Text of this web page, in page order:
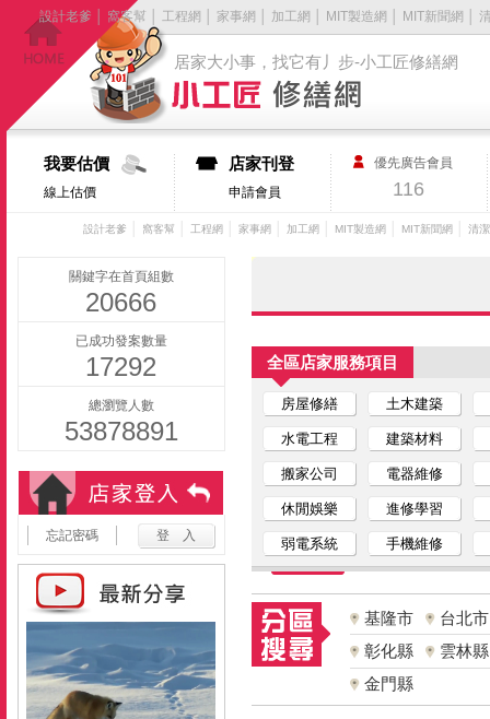
居家大小事，找它有丿步-小工匠修繕網
設計老爹 窩客幫 工程網 家事網 加工網 MIT製造網 MIT新聞網
我要估價
線上估價
店家刊登
申請會員
優先廣告會員
116
設計老爹 窩客幫 工程網 家事網 加工網 MIT製造網 MIT新聞網 清
關鍵字在首頁組數
20666
已成功發案數量
17292
總瀏覽人數
53878891
忘記密碼
全區店家服務項目
房屋修繕 土木建築
水電工程 建築材料
搬家公司 電器維修
休閒娛樂 進修學習
弱電系統 手機維修
基隆市
台北市
彰化縣
雲林縣
金門縣